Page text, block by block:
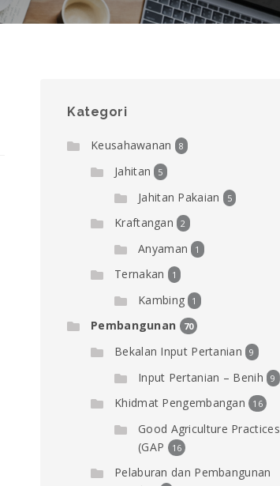
Kategori
Keusahawanan 8
Jahitan 5
Jahitan Pakaian 5
Kraftangan 2
Anyaman 1
Ternakan 1
Kambing 1
Pembangunan 70
Bekalan Input Pertanian 9
Input Pertanian – Benih 9
Khidmat Pengembangan 16
Good Agriculture Practices
(GAP
16
Pelaburan dan Pembangunan